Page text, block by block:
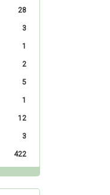
28
3
1
2
5
1
12
3
422